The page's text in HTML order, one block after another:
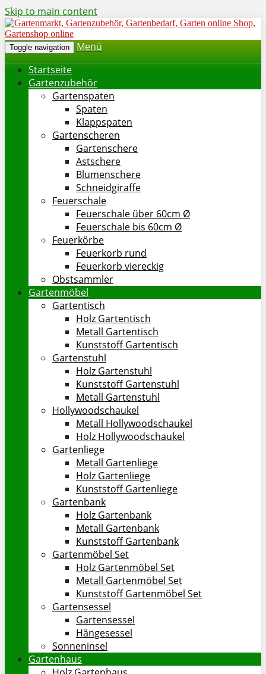
Skip to main content
Toggle navigation
Menü
Startseite
Gartenzubehör
Gartenspaten
Spaten
Klappspaten
Gartenscheren
Gartenschere
Astschere
Blumenschere
Schneidgiraffe
Feuerschale
Feuerschale über 60cm Ø
Feuerschale bis 60cm Ø
Feuerkörbe
Feuerkorb rund
Feuerkorb viereckig
Obstsammler
Gartenmöbel
Gartentisch
Holz Gartentisch
Metall Gartentisch
Kunststoff Gartentisch
Gartenstuhl
Holz Gartenstuhl
Kunststoff Gartenstuhl
Metall Gartenstuhl
Hollywoodschaukel
Metall Hollywoodschaukel
Holz Hollywoodschaukel
Gartenliege
Metall Gartenliege
Holz Gartenliege
Kunststoff Gartenliege
Gartenbank
Holz Gartenbank
Metall Gartenbank
Kunststoff Gartenbank
Gartenmöbel Set
Holz Gartenmöbel Set
Metall Gartenmöbel Set
Kunststoff Gartenmöbel Set
Gartensessel
Gartensessel
Hängesessel
Sonneninsel
Gartenhaus